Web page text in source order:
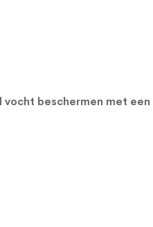
beschermen met een